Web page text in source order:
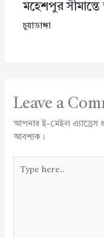
মহেশপুর
চুয়াডাঙ্গা
Leave a
আপনার ই-মেইল এ্যাড্রেস
আবশ্যক।
here..